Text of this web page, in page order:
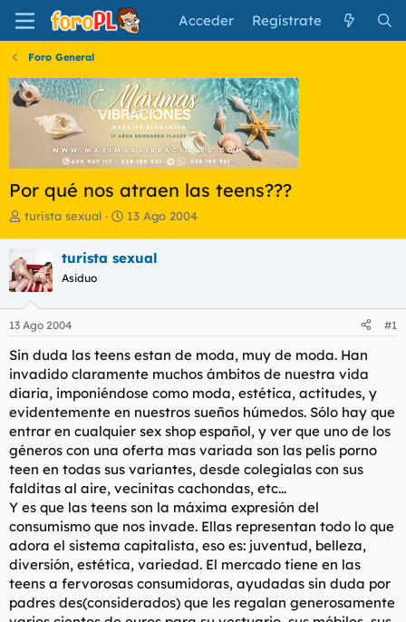
Acceder Regístrate
Foro General
Por qué nos atraen las teens???
I
c
i
a
d
o
d
e
l
t
e
a
turista sexual
F
h
e
i
c
i
o
13 Ago 2004
turista sexual
Asiduo
13 Ago 2004 #1
Sin duda las teens estan de moda, muy de moda. Han
invadido claramente muchos ámbitos de nuestra vida
diaria, imponiéndose como moda, estética, actitudes, y
evidentemente en nuestros sueños húmedos. Sólo hay que
entrar en cualquier sex shop español, y ver que uno de los
géneros con una oferta mas variada son las pelis porno
teen en todas sus variantes, desde colegialas con sus
falditas al aire, vecinitas cachondas, etc...
Y es que las teens son la máxima expresión del
consumismo que nos invade. Ellas representan todo lo que
adora el sistema capitalista, eso es: juventud, belleza,
diversión, estética, variedad. El mercado tiene en las
teens a fervorosas consumidoras, ayudadas sin duda por
padres des(considerados) que les regalan generosamente